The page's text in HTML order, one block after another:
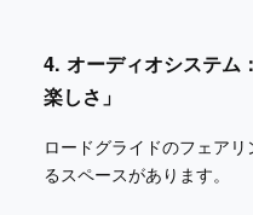
4. オーディオシステム
楽しさ」
ロードグライドのフェア
るスペースがあります。